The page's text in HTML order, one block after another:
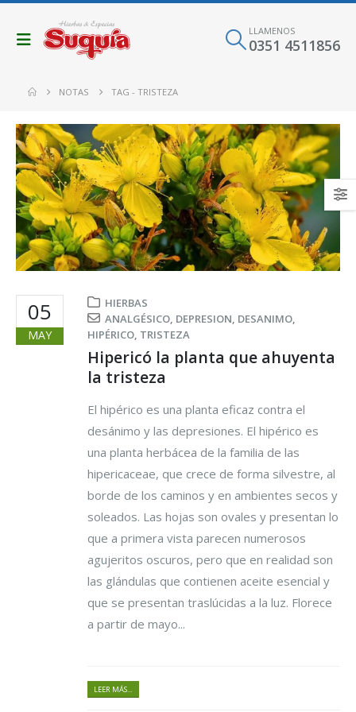
LLAMENOS
0351 4511856
NOTAS TAG -TRISTEZA
05
MAY
HIERBAS
ANALGÉSICO, DEPRESION, DESANIMO,
HIPÉRICO, TRISTEZA
Hipericó la planta que ahuyenta
la tristeza
El hipérico es una planta eficaz contra el
desánimo y las depresiones. El hipérico es
una planta herbácea de la familia de las
hipericaceae, que crece de forma silvestre, al
borde de los caminos y en ambientes secos y
soleados. Las hojas son ovales y presentan lo
que a primera vista parecen numerosos
agujeritos oscuros, pero que en realidad son
las glándulas que contienen aceite esencial y
que se presentan traslúcidas a la luz. Florece
a partir de mayo...
LEER MÁS...